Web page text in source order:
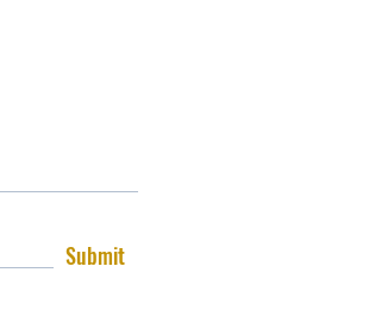
Submit